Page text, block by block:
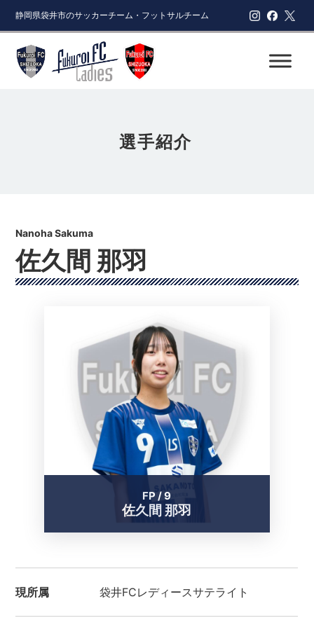
静岡県袋井市のサッカーチーム・フットサルチーム
選手紹介
佐久間 那羽
FP / 9
佐久間 那羽
現所属 袋井FCレディースサテライト